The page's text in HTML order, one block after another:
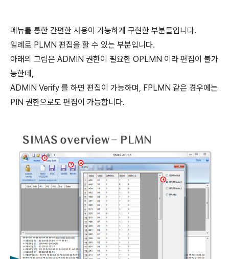
메뉴를 통한 간편한 사용이 가능하게 구현한 부분들입니다.
일례로 PLMN 편집을 할 수 있는 부분입니다.
아래의 그림은 ADMIN 권한이 필요한 OPLMN 이라 편집이 불가
능한데,
ADMIN Verify 를 하면 편집이 가능하며, FPLMN 같은 경우에는
PIN 권한으로도 편집이 가능합니다.